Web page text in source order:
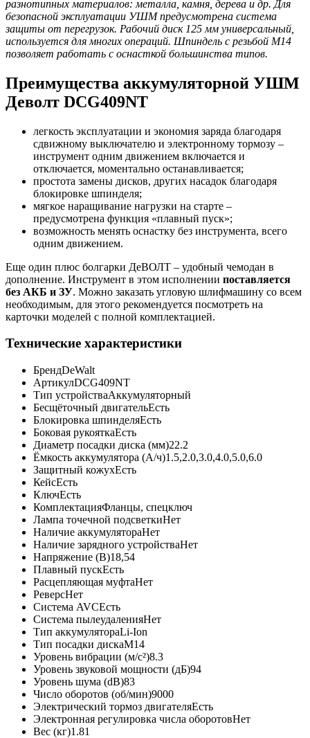
разнотипных материалов: металла, камня, дерева и др. Для
безопасной эксплуатации УШМ предусмотрена система
защиты от перегрузок. Рабочий диск 125 мм универсальный,
используется для многих операций. Шпиндель с резьбой М14
позволяет работать с оснасткой большинства типов.
Преимущества аккумуляторной УШМ
Деволт DCG409NT
легкость эксплуатации и экономия заряда благодаря
сдвижному выключателю и электронному тормозу –
инструмент одним движением включается и
отключается, моментально останавливается;
простота замены дисков, других насадок благодаря
блокировке шпинделя;
мягкое наращивание нагрузки на старте –
предусмотрена функция «плавный пуск»;
возможность менять оснастку без инструмента, всего
одним движением.
Еще один плюс болгарки ДеВОЛТ – удобный чемодан в
дополнение. Инструмент в этом исполнении поставляется
без АКБ и ЗУ. Можно заказать угловую шлифмашину со всем
необходимым, для этого рекомендуется посмотреть на
карточки моделей с полной комплектацией.
Технические характеристики
БрендDeWalt
АртикулDCG409NT
Тип устройстваАккумуляторный
Бесщёточный двигательЕсть
Блокировка шпинделяЕсть
Боковая рукояткаЕсть
Диаметр посадки диска (мм)22.2
Ёмкость аккумулятора (А/ч)1.5,2.0,3.0,4.0,5.0,6.0
Защитный кожухЕсть
КейсЕсть
КлючЕсть
КомплектацияФланцы, спецключ
Лампа точечной подсветкиНет
Наличие аккумулятораНет
Наличие зарядного устройстваНет
Напряжение (В)18,54
Плавный пускЕсть
Расцепляющая муфтаНет
РеверсНет
Система AVCЕсть
Система пылеудаленияНет
Тип аккумулятораLi-Ion
Тип посадки дискаМ14
Уровень вибрации (м/с²)8.3
Уровень звуковой мощности (дБ)94
Уровень шума (dB)83
Число оборотов (об/мин)9000
Электрический тормоз двигателяЕсть
Электронная регулировка числа оборотовНет
Вес (кг)1.81